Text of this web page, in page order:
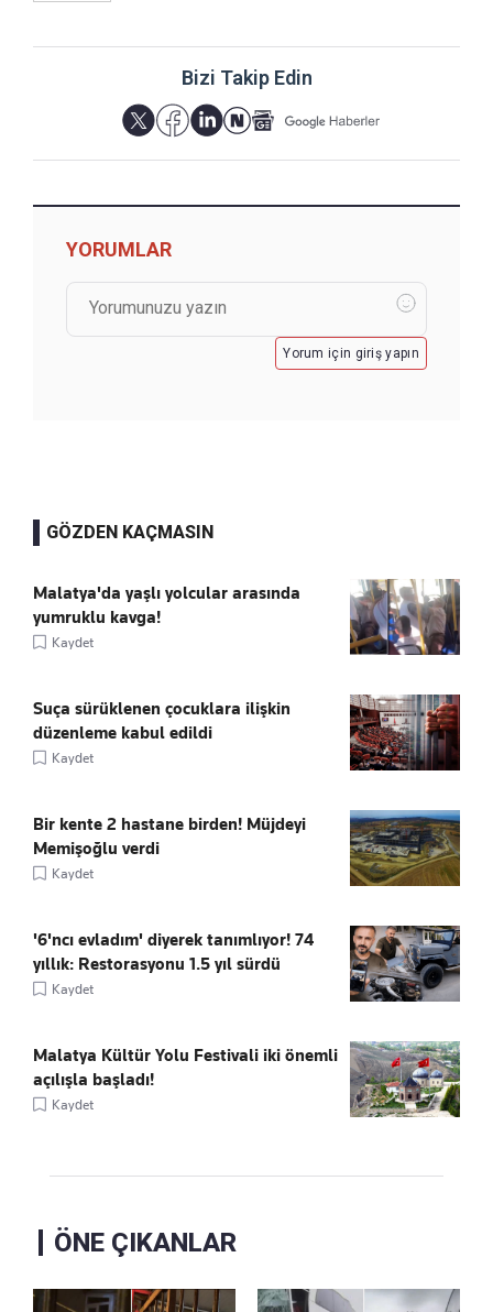
Bizi Takip Edin
YORUMLAR
Yorum için giriş yapın
GÖZDEN KAÇMASIN
Malatya'da yaşlı yolcular arasında
yumruklu kavga!
Kaydet
Suça sürüklenen çocuklara ilişkin
düzenleme kabul edildi
Kaydet
Bir kente 2 hastane birden! Müjdeyi
Memişoğlu verdi
Kaydet
'6'ncı evladım' diyerek tanımlıyor! 74
yıllık: Restorasyonu 1.5 yıl sürdü
Kaydet
Malatya Kültür Yolu Festivali iki önemli
açılışla başladı!
Kaydet
ÖNE ÇIKANLAR